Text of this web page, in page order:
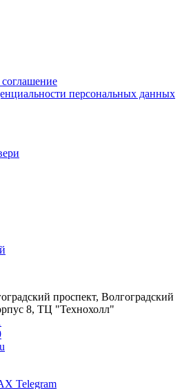
соглашение
персональных данных
проспект, Волгоградский
8, ТЦ "Технохолл"
Telegram